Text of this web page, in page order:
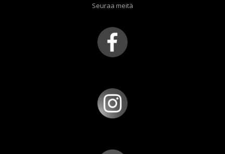
Seuraa meitä